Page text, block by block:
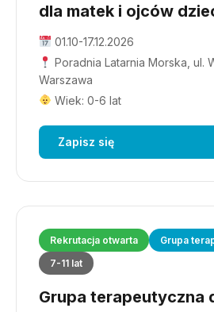
dla matek i ojców
01.10-17.12.2026
Poradnia Latarnia Morska, ul.
Warszawa
Wiek: 0-6 lat
Zapisz się
Rekrutacja otwarta
Grupa
7-11 lat
Grupa terapeutyczna